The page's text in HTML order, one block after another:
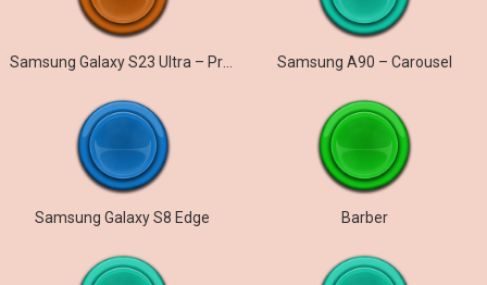
Samsung Galaxy S23 Ultra – Prelude Samsung A90 – Carousel
Samsung Galaxy S8 Edge Barber